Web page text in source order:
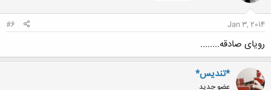
Jan 3, 2014
#6
رویای صادقه........
*تندیس*
عضو جدید